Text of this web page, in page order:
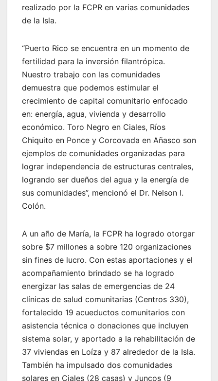
realizado por la FCPR en varias comunidades
de la Isla.
“Puerto Rico se encuentra en un momento de
fertilidad para la inversión filantrópica.
Nuestro trabajo con las comunidades
demuestra que podemos estimular el
crecimiento de capital comunitario enfocado
en: energía, agua, vivienda y desarrollo
económico. Toro Negro en Ciales, Ríos
Chiquito en Ponce y Corcovada en Añasco son
ejemplos de comunidades organizadas para
lograr independencia de estructuras centrales,
logrando ser dueños del agua y la energía de
sus comunidades”, mencionó el Dr. Nelson I.
Colón.
A un año de María, la FCPR ha logrado otorgar
sobre $7 millones a sobre 120 organizaciones
sin fines de lucro. Con estas aportaciones y el
acompañamiento brindado se ha logrado
energizar las salas de emergencias de 24
clínicas de salud comunitarias (Centros 330),
fortalecido 19 acueductos comunitarios con
asistencia técnica o donaciones que incluyen
sistema solar, y aportado a la rehabilitación de
37 viviendas en Loíza y 87 alrededor de la Isla.
También ha impulsado dos comunidades
solares en Ciales (28 casas) y Juncos (9